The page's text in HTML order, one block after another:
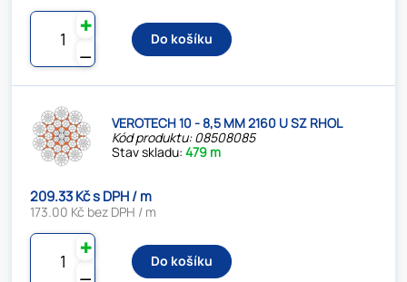
⚊
✚
Do košíku
VEROTECH 10 - 8,5 MM 2160 U SZ RHOL
Kód produktu: 08508085
Stav skladu:479 m
209.33 Kč s DPH / m
173.00 Kč bez DPH / m
⚊
✚
Do košíku